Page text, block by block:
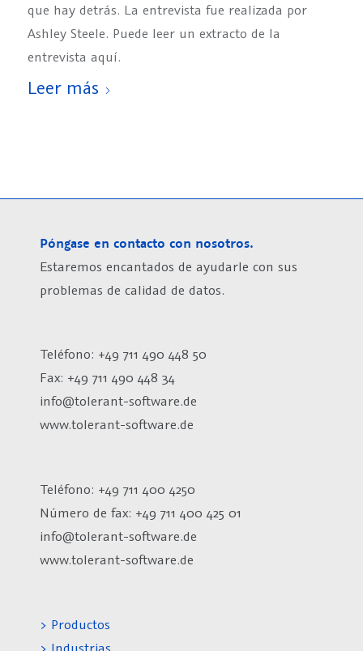
que hay detrás. La entrevista fue realizada por
Ashley Steele. Puede leer un extracto de la
entrevista aquí.
Leer más
Póngase en contacto con nosotros.
Estaremos encantados de ayudarle con sus
problemas de calidad de datos.
Teléfono: +49 711 490 448 50
Fax: +49 711 490 448 34
info@tolerant-software.de
www.tolerant-software.de
Teléfono: +49 711 400 4250
Número de fax: +49 711 400 425 01
info@tolerant-software.de
www.tolerant-software.de
> Productos